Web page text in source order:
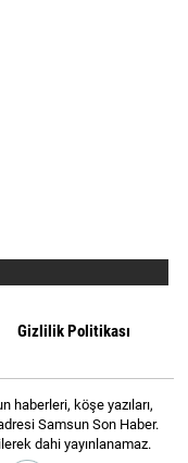
Gizlilik Politikası
haberleri, köşe yazıları,
Samsun Son Haber.
dahi yayınlanamaz.